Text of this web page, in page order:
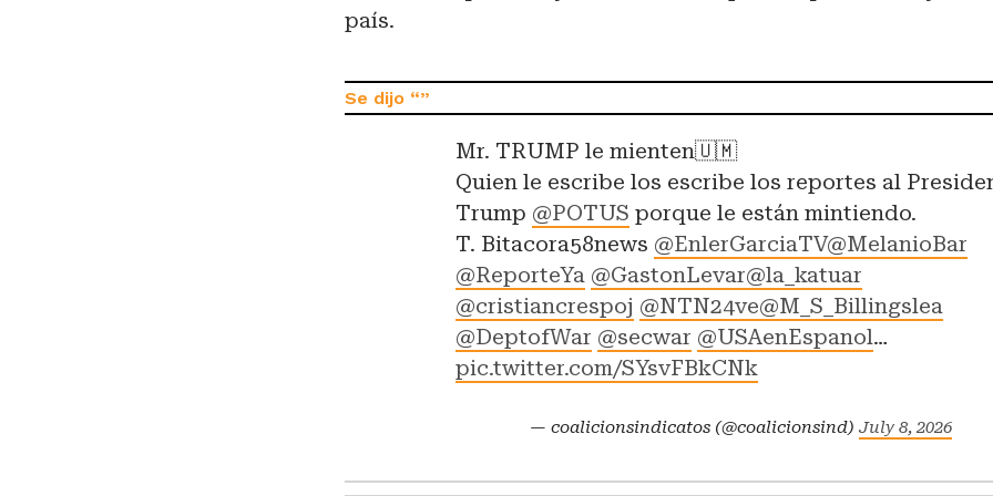
país.
Mr. TRUMP le mienten🇺🇲
Quien le escribe los escribe los reportes al
Trump @POTUS porque le están mintiendo.
T. Bitacora58news @EnlerGarciaTV@MelanioBar
@ReporteYa @GastonLevar@la_katuar
@cristiancrespoj @NTN24ve@M_S_Billingslea
@DeptofWar @secwar @USAenEspanol…
pic.twitter.com/SYsvFBkCNk
— coalicionsindicatos (@coalicionsind)July 8, 2026